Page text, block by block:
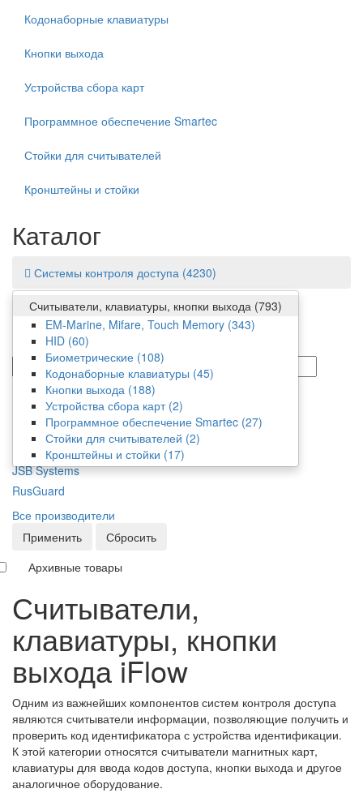
Кодонаборные клавиатуры
Кнопки выхода
Устройства сбора карт
Программное обеспечение Smartec
Стойки для считывателей
Кронштейны и стойки
Каталог
Системы контроля доступа (4230)
Считыватели, клавиатуры, кнопки выхода (793)
EM-Marine, Mifare, Touch Memory (343)
HID (60)
Биометрические (108)
Кодонаборные клавиатуры (45)
Кнопки выхода (188)
Устройства сбора карт (2)
Программное обеспечение Smartec (27)
Стойки для считывателей (2)
Кронштейны и стойки (17)
Фильтр
Цена
от/до
Производитель
Falcon Eye
Hunter
IronLogic
JSB Systems
RusGuard
Все производители
Применить
Сбросить
Архивные товары
Считыватели,
клавиатуры, кнопки
выхода iFlow
Одним из важнейших компонентов систем контроля доступа
являются считыватели информации, позволяющие получить и
проверить код идентификатора с устройства идентификации.
К этой категории относятся считыватели магнитных карт,
клавиатуры для ввода кодов доступа, кнопки выхода и другое
аналогичное оборудование.